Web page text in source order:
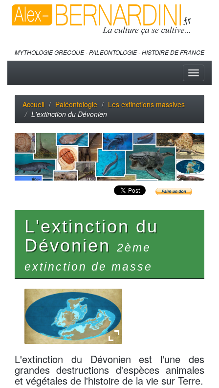
MYTHOLOGIE GRECQUE - PALEONTOLOGIE - HISTOIRE DE FRANCE
Toggle
Accueil Paléontologie
Les extinctions massives
L'extinction du Dévonien
L'extinction du
Dévonien
2ème
extinction de masse
L'extinction du Dévonien est l'une des
grandes destructions d'espèces animales
et végétales de l'histoire de la vie sur Terre.